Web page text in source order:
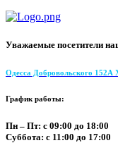
Уважаемые посетители
Одесса Добровольского 152А
График работы:
Пн – Пт: с 09:00 до 18:00
Суббота: с 11:00 до 17:00